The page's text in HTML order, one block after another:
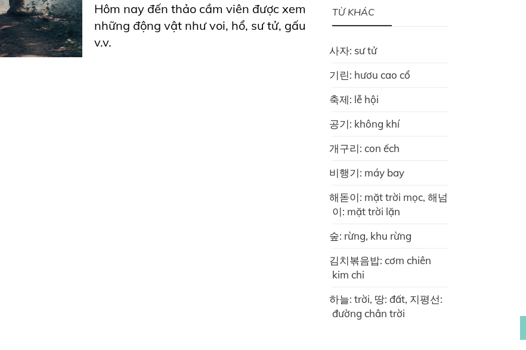
Hôm nay đến thảo cầm viên được xem
những động vật như voi, hổ, sư tử, gấu
v.v.
TỪ KHÁC
사자: sư tử
기린: hươu cao cổ
축제: lễ hội
공기: không khí
개구리: con ếch
비행기: máy bay
해돋이: mặt trời mọc, 해넘
이: mặt trời lặn
숲: rừng, khu rừng
김치볶음밥: cơm chiên
kim chi
하늘: trời, 땅: đất, 지평선:
đường chân trời